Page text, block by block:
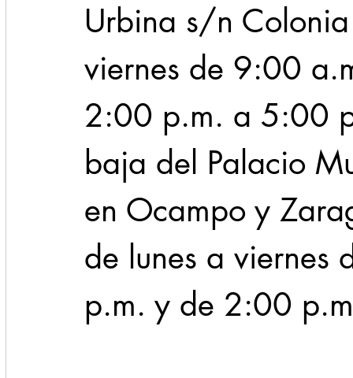
Urbina s/n
viernes de 9:00
2:00 p.m. a 5:00
baja del Palacio
en Ocampo y
de lunes a
p.m. y de 2:00